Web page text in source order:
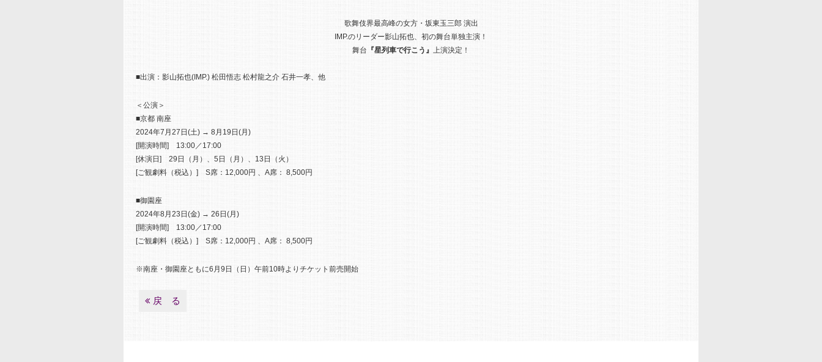
歌舞伎界最高峰の女方・坂東玉三郎 演出
IMP.のリーダー影山拓也、初の舞台単独主演！
舞台 『星列車で行こう』 上演決定！
■出演：影山拓也(IMP.) 松田悟志 松村龍之介 石井一孝、他
＜公演＞
■京都 南座
2024年7月27日(土) → 8月19日(月)
[開演時間] 13:00／17:00
[休演日] 29日（月）、5日（月）、13日（火）
[ご観劇料（税込）] S席：12,000円 、A席： 8,500円
■御園座
2024年8月23日(金) → 26日(月)
[開演時間] 13:00／17:00
[ご観劇料（税込）] S席：12,000円 、A席： 8,500円
※南座・御園座ともに6月9日（日）午前10時よりチケット前売開始
戻 る